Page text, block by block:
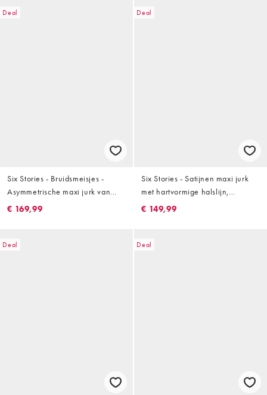
Deal
Six Stories - Bruidsmeisjes -
Asymmetrische maxi jurk van
satijn met gedrapeerde halslijn
€ 169,99
Deal
Six Stories - Satijnen maxi jurk
met hartvormige halslijn,
structuur en kanten rok in
€ 149,99
Deal Deal